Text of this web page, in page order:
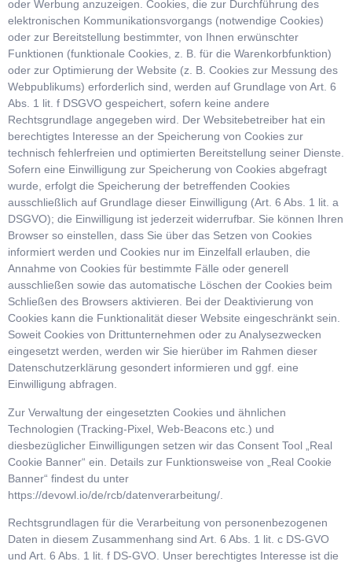
oder Werbung anzuzeigen. Cookies, die zur Durchführung des
elektronischen Kommunikationsvorgangs (notwendige Cookies)
oder zur Bereitstellung bestimmter, von Ihnen erwünschter
Funktionen (funktionale Cookies, z. B. für die Warenkorbfunktion)
oder zur Optimierung der Website (z. B. Cookies zur Messung des
Webpublikums) erforderlich sind, werden auf Grundlage von Art. 6
Abs. 1 lit. f DSGVO gespeichert, sofern keine andere
Rechtsgrundlage angegeben wird. Der Websitebetreiber hat ein
berechtigtes Interesse an der Speicherung von Cookies zur
technisch fehlerfreien und optimierten Bereitstellung seiner Dienste.
Sofern eine Einwilligung zur Speicherung von Cookies abgefragt
wurde, erfolgt die Speicherung der betreffenden Cookies
ausschließlich auf Grundlage dieser Einwilligung (Art. 6 Abs. 1 lit. a
DSGVO); die Einwilligung ist jederzeit widerrufbar. Sie können Ihren
Browser so einstellen, dass Sie über das Setzen von Cookies
informiert werden und Cookies nur im Einzelfall erlauben, die
Annahme von Cookies für bestimmte Fälle oder generell
ausschließen sowie das automatische Löschen der Cookies beim
Schließen des Browsers aktivieren. Bei der Deaktivierung von
Cookies kann die Funktionalität dieser Website eingeschränkt sein.
Soweit Cookies von Drittunternehmen oder zu Analysezwecken
eingesetzt werden, werden wir Sie hierüber im Rahmen dieser
Datenschutzerklärung gesondert informieren und ggf. eine
Einwilligung abfragen.
Zur Verwaltung der eingesetzten Cookies und ähnlichen
Technologien (Tracking-Pixel, Web-Beacons etc.) und
diesbezüglicher Einwilligungen setzen wir das Consent Tool „Real
Cookie Banner“ ein. Details zur Funktionsweise von „Real Cookie
Banner“ findest du unter
https://devowl.io/de/rcb/datenverarbeitung/.
Rechtsgrundlagen für die Verarbeitung von personenbezogenen
Daten in diesem Zusammenhang sind Art. 6 Abs. 1 lit. c DS-GVO
und Art. 6 Abs. 1 lit. f DS-GVO. Unser berechtigtes Interesse ist die